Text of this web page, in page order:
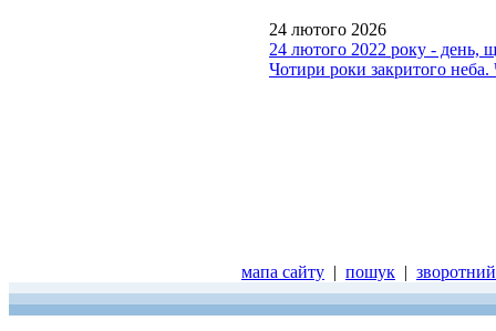
24 лютого 2026
24 лютого 2022 року - день,
Чотири роки закритого
мапа сайту | пошук |